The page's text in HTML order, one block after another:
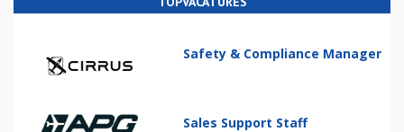
Safety & Compliance Manager
Sales Support Staff